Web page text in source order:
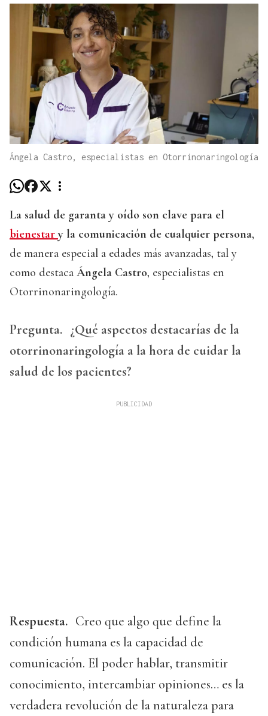
Ángela Castro, especialistas en Otorrinonaringología
La salud de garanta y oído son clave para el
bienestary la comunicación de cualquier persona,
de manera especial a edades más avanzadas, tal y
como destaca Ángela Castro, especialistas en
Otorrinonaringología.
Pregunta. ¿Qué aspectos destacarías de la
otorrinonaringología a la hora de cuidar la
salud de los pacientes?
Respuesta. Creo que algo que define la
condición humana es la capacidad de
comunicación. El poder hablar, transmitir
conocimiento, intercambiar opiniones… es la
verdadera revolución de la naturaleza para